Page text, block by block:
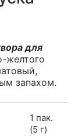
для
желтого
запахом.
1 пак.
(5 г)